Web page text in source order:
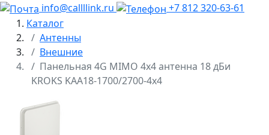
info@callllink.ru
+7 812 320-63-61
Каталог
Антенны
Внешние
Панельная 4G MIMO 4x4 антенна 18 дБи
KROKS KAA18-1700/2700-4x4